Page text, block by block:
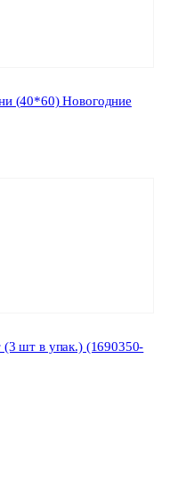
(40*60) Новогодние
(3 шт в упак.) (1690350-